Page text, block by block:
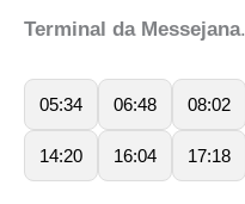
Terminal da Messejana.
05:34 06:48 08:02
14:20 16:04 17:18